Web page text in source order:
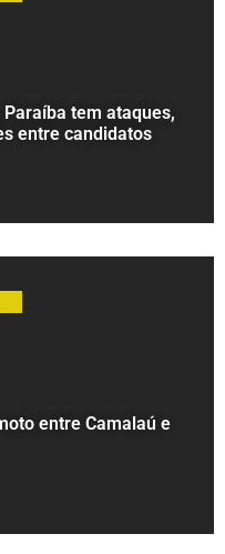
tem ataques,
entre candidatos
entre Camalaú e